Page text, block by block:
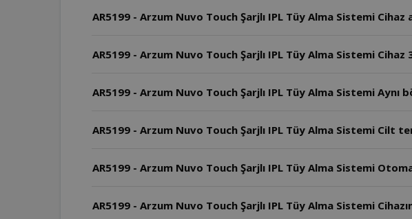
AR5199 - Arzum Nuvo Touch Şarjlı IPL Tüy Alma Sistemi Cihaz
AR5199 - Arzum Nuvo Touch Şarjlı IPL Tüy Alma Sistemi
AR5199 - Arzum Nuvo Touch Şarjlı IPL Tüy Alma Sistemi Aynı
AR5199 - Arzum Nuvo Touch Şarjlı IPL Tüy Alma Sistemi Cilt
AR5199 - Arzum Nuvo Touch Şarjlı IPL Tüy Alma Sistemi
AR5199 - Arzum Nuvo Touch Şarjlı IPL Tüy Alma Sistemi